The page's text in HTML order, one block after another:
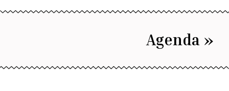
Agenda »